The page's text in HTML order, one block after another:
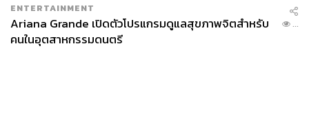
ENTERTAINMENT
Ariana Grande เปิดตัวโปรแกรมดูแลสุขภาพจิตสำหรับ
คนในอุตสาหกรรมดนตรี
...